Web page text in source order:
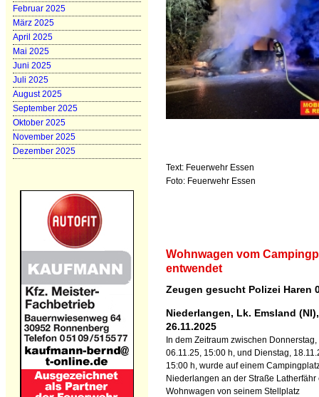
Februar 2025
März 2025
April 2025
Mai 2025
Juni 2025
Juli 2025
August 2025
September 2025
Oktober 2025
November 2025
Dezember 2025
Text: Feuerwehr Essen
Foto: Feuerwehr Essen
Wohnwagen vom
entwendet
Zeugen gesucht Polizei Haren
Niederlangen, Lk. Emsland (NI),
26.11.2025
In dem Zeitraum zwischen Donnerstag,
06.11.25, 15:00 h, und Dienstag,
15:00 h, wurde auf einem
Niederlangen an der Straße Latherfähr
Wohnwagen von seinem Stellplatz